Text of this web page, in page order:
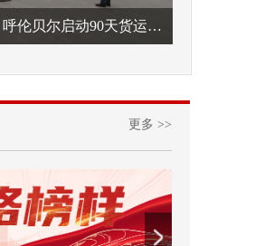
三方执法力量集结 呼伦贝尔启动90天货运车辆违法专项整治
更多 >>